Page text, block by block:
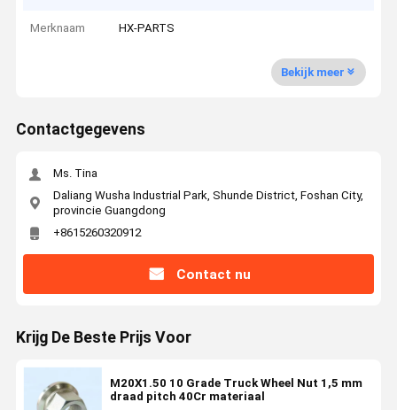
Merknaam HX-PARTS
Bekijk meer
Contactgegevens
Ms. Tina
Daliang Wusha Industrial Park, Shunde District, Foshan City,
provincie Guangdong
+8615260320912
Contact nu
Krijg De Beste Prijs Voor
M20X1.50 10 Grade Truck Wheel Nut 1,5 mm
draad pitch 40Cr materiaal